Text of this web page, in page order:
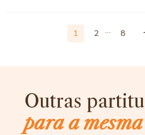
1 2 … 8
Outras
para a mesma